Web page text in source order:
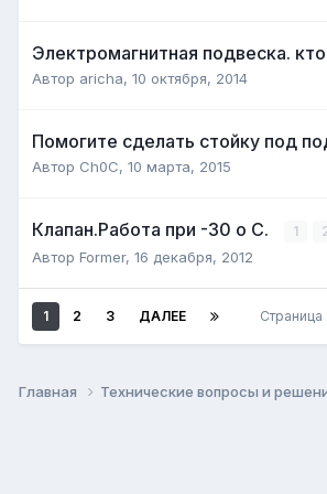
Электромагнитная подвеска.
Автор aricha, 10 октября, 2014
Помогите сделать стойку под
Автор Ch0C, 10 марта, 2015
Клапан.Работа при -30 о С. 1
Автор Former, 16 декабря, 2012
1 2 3 ДАЛЕЕ Страница
Главная Технические вопросы и